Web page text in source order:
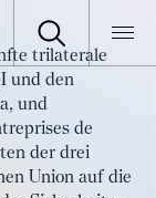
trilaterale
und den
und
de
der drei
Union auf die